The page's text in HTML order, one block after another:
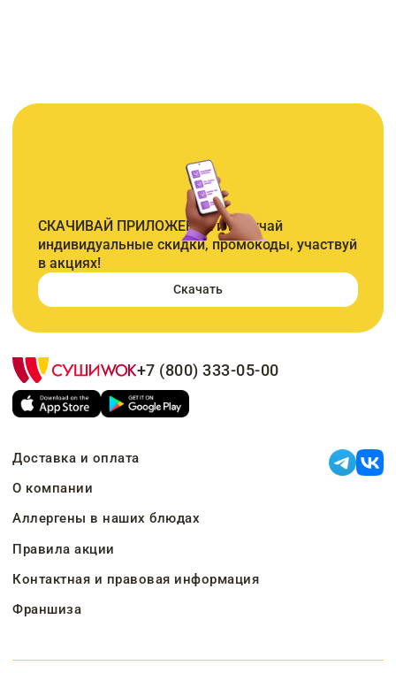
СКАЧИВАЙ ПРИЛОЖЕНИЕ и получай
индивидуальные скидки, промокоды, участвуй
в акциях!
Скачать
+7 (800) 333-05-00
Доставка и оплата
О компании
Аллергены в наших блюдах
Правила акции
Контактная и правовая информация
Франшиза